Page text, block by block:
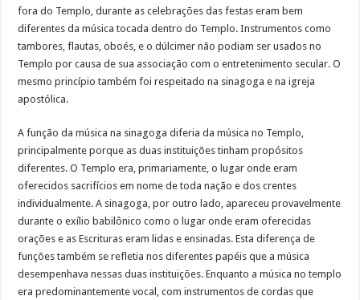
fora do Templo, durante as celebrações das festas eram bem
diferentes da música tocada dentro do Templo. Instrumentos como
tambores, flautas, oboés, e o dúlcimer não podiam ser usados no
Templo por causa de sua associação com o entretenimento secular. O
mesmo princípio também foi respeitado na sinagoga e na igreja
apostólica.
A função da música na sinagoga diferia da música no Templo,
principalmente porque as duas instituições tinham propósitos
diferentes. O Templo era, primariamente, o lugar onde eram
oferecidos sacrifícios em nome de toda nação e dos crentes
individualmente. A sinagoga, por outro lado, apareceu provavelmente
durante o exílio babilônico como o lugar onde eram oferecidas
orações e as Escrituras eram lidas e ensinadas. Esta diferença de
funções também se refletia nos diferentes papéis que a música
desempenhava nessas duas instituições. Enquanto a música no templo
era predominantemente vocal, com instrumentos de cordas que